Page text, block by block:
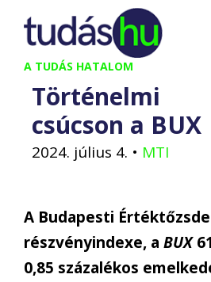
Kilépés
tartalomba
A TUDÁS HATALOM
Történelmi
csúcson a BUX
2024. július 4. • MTI
A Budapesti Értéktőzsde
részvényindexe, a BUX
0,85 százalékos